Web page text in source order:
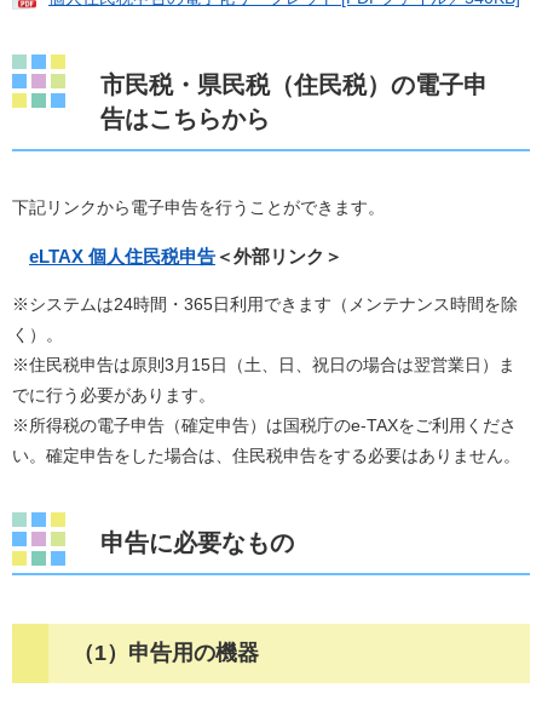
市民税・県民税（住民税）の電子申
告はこちらから
下記リンクから電子申告を行うことができます。
eLTAX 個人住民税申告＜外部リンク＞
※システムは24時間・365日利用できます（メンテナンス時間を除
く）。
※住民税申告は原則3月15日（土、日、祝日の場合は翌営業日）ま
でに行う必要があります。
※所得税の電子申告（確定申告）は国税庁のe-TAXをご利用くださ
い。確定申告をした場合は、住民税申告をする必要はありません。
申告に必要なもの
（1）申告用の機器